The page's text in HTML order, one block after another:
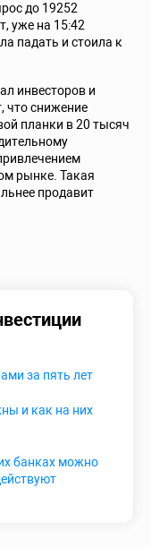
до 19252
уже на 15:42
падать и стоила к
инвесторов и
что снижение
планки в 20 тысяч
рынке. Такая
продавит
за пять лет
и как на них
банках можно